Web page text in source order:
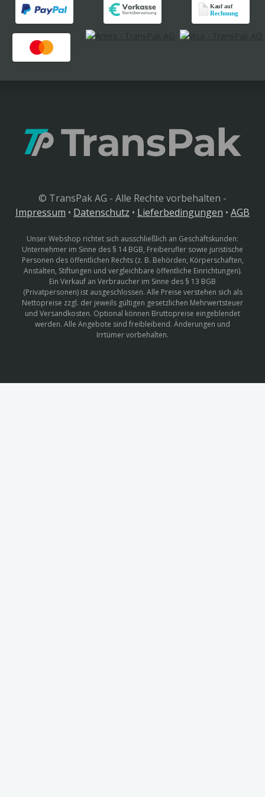
© TransPak AG - Alle Rechte vorbehalten -
Impressum • Datenschutz • Lieferbedingungen • AGB
Unser Webshop richtet sich ausschließlich an Geschäftskunden:
Unternehmer im Sinne des § 14 BGB, Freiberufler sowie juristische
Personen des öffentlichen Rechts (z. B. Behörden, Körperschaften,
Anstalten, Stiftungen und vergleichbare öffentliche Einrichtungen).
Ein Verkauf an Verbraucher im Sinne des § 13 BGB
(Privatpersonen) ist ausgeschlossen. Alle Preise verstehen sich als
Nettopreise zzgl. der jeweils gültigen gesetzlichen Mehrwertsteuer
und Versandkosten. Optional können Bruttopreise eingeblendet
werden. Alle Angebote sind freibleibend. Änderungen und
Irrtümer vorbehalten.